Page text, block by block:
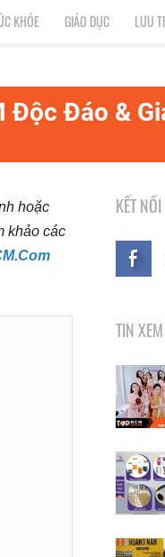
KHỎE GIÁO DỤC LƯU
Độc Đáo &
hoặc
khảo các
KẾT
TIN